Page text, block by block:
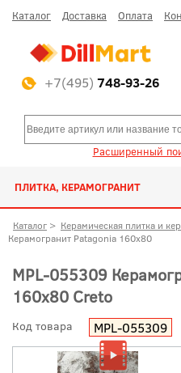
Каталог Доставка Оплата
+7(495) 748-93-26
Расширенный
ПЛИТКА, КЕРАМОГРАНИТ
Каталог > Керамическая плитка и
Керамогранит Patagonia 160x80
MPL-055309
160x80 Creto
Код товара MPL-055309